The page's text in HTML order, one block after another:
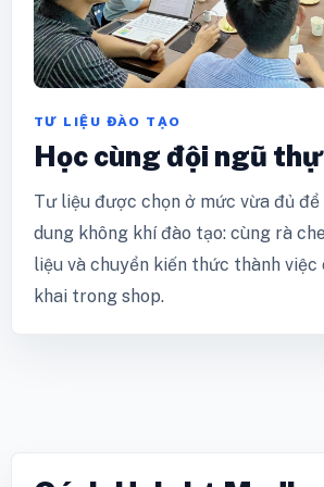
TƯ LIỆU ĐÀO TẠO
Học cùng đội ngũ
Tư liệu được chọn ở mức vừa đủ
dung không khí đào tạo: cùng rà
liệu và chuyển kiến thức thành
khai trong shop.